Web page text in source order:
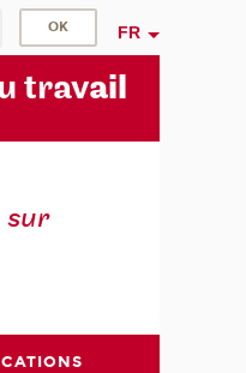
FR
travail
sur